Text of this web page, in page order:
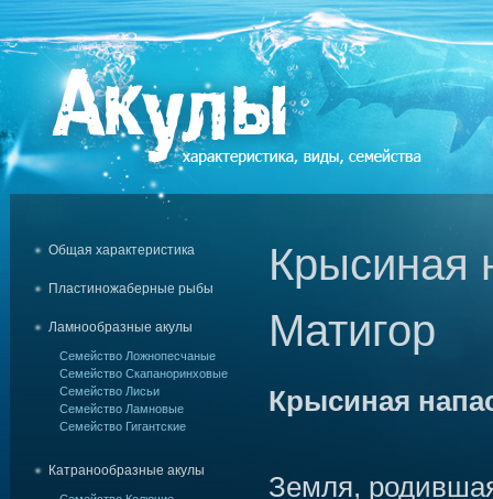
Общая характеристика
Пластиножаберные рыбы
Ламнообразные акулы
Семейство Ложнопесчаные
Семейство Скапаноринховые
Семейство Лисьи
Семейство Ламновые
Семейство Гигантские
Катранообразные акулы
Крысиная
Матигор
Крысиная
Земля, родившая